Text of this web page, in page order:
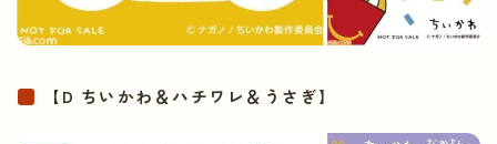
【D ちいかわ＆ハチワレ＆うさぎ】